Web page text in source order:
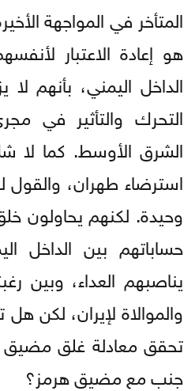
المتأخر في المواجهة
هو إعادة الاعتبار
الداخل اليمني، بأنهم لا
التحرك والتأثير في
الشرق الأوسط. كما لا
استرضاء طهران،
وحيدة. لكنهم يحاولون
حساباتهم بين الداخل
يناصبهم العداء، وبين
والموالاة لإيران، لكن
تحقق معادلة غلق مضيق
جنب مع مضيق هرمز؟